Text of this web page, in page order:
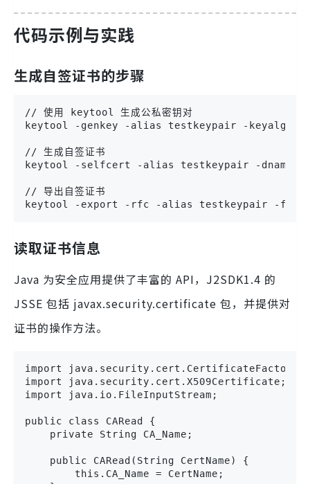
代码示例与实践
生成自签证书的步骤
// 使用 keytool 生成公私密钥对
keytool -genkey -alias testkeypair -keyalg
// 生成自签证书
keytool -selfcert -alias testkeypair -dname
// 导出自签证书
keytool -export -rfc -alias testkeypair -file
读取证书信息
Java 为安全应用提供了丰富的 API，J2SDK1.4 的
JSSE 包括 javax.security.certificate 包，并提供对
证书的操作方法。
import java.security.cert.CertificateFactory;
import java.security.cert.X509Certificate;
import java.io.FileInputStream;
public class CARead {
    private String CA_Name;
    public CARead(String CertName) {
        this.CA_Name = CertName;